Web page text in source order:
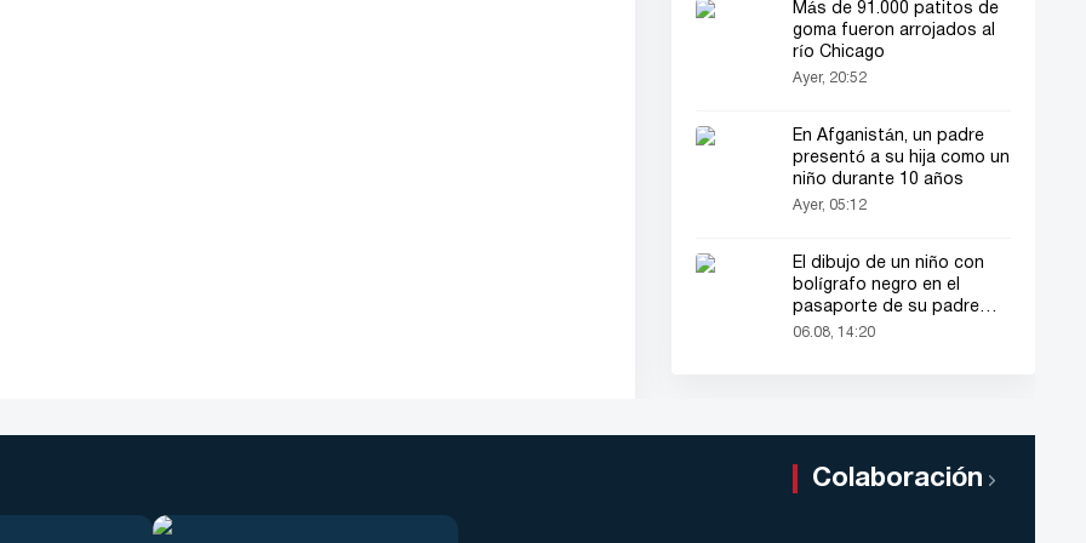
Más de 91.000 patitos de
goma fueron arrojados al
río Chicago
Ayer, 20:52
En Afganistán, un padre
presentó a su hija como un
niño durante 10 años
Ayer, 05:12
El dibujo de un niño con
bolígrafo negro en el
pasaporte de su padre
llamó la atención de todos
06.08, 14:20
Colaboración